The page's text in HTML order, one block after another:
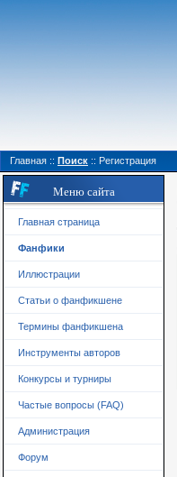
Главная :: Поиск :: Регистрация
Меню сайта
Главная страница
Фанфики
Иллюстрации
Статьи о фанфикшене
Термины фанфикшена
Инструменты авторов
Конкурсы и турниры
Частые вопросы (FAQ)
Администрация
Форум